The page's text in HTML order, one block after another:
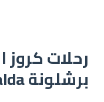
رحلات كروز
برشلونة Costa Smeralda